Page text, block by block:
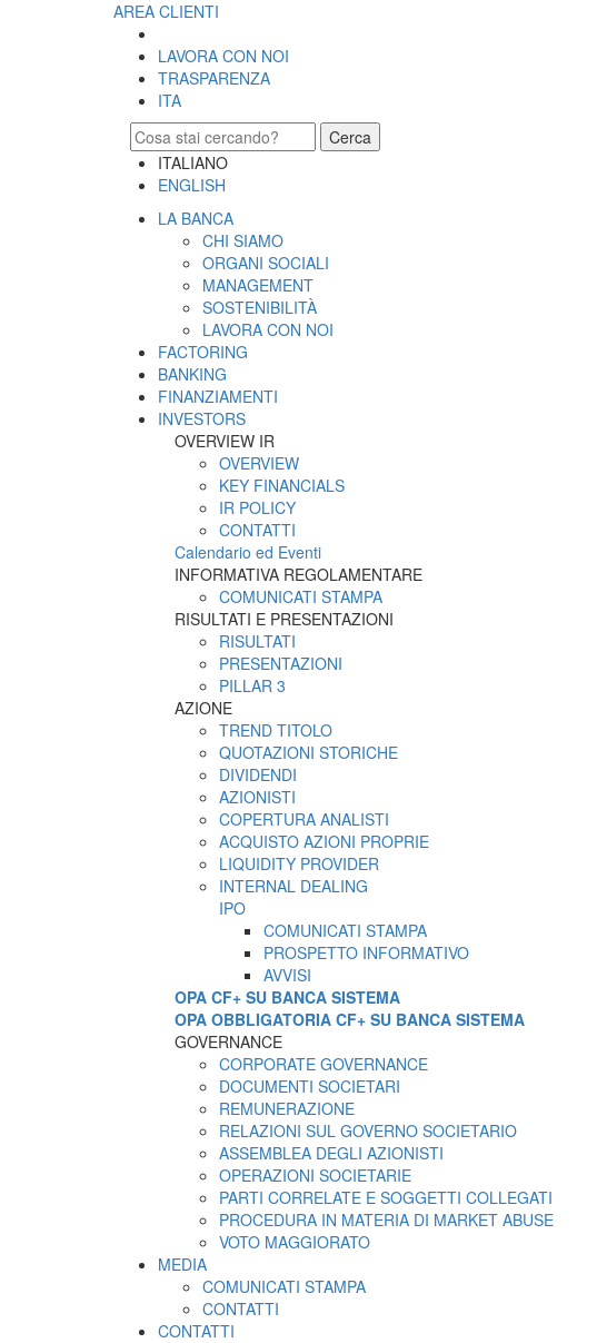
AREA CLIENTI
LAVORA CON NOI
TRASPARENZA
ITA
Cerca
ITALIANO
ENGLISH
LA BANCA
CHI SIAMO
ORGANI SOCIALI
MANAGEMENT
SOSTENIBILITÀ
LAVORA CON NOI
FACTORING
BANKING
FINANZIAMENTI
INVESTORS
OVERVIEW IR
OVERVIEW
KEY FINANCIALS
IR POLICY
CONTATTI
Calendario ed Eventi
INFORMATIVA REGOLAMENTARE
COMUNICATI STAMPA
RISULTATI E PRESENTAZIONI
RISULTATI
PRESENTAZIONI
PILLAR 3
AZIONE
TREND TITOLO
QUOTAZIONI STORICHE
DIVIDENDI
AZIONISTI
COPERTURA ANALISTI
ACQUISTO AZIONI PROPRIE
LIQUIDITY PROVIDER
INTERNAL DEALING
IPO
COMUNICATI STAMPA
PROSPETTO INFORMATIVO
AVVISI
OPA CF+ SU BANCA SISTEMA
OPA OBBLIGATORIA CF+ SU BANCA SISTEMA
GOVERNANCE
CORPORATE GOVERNANCE
DOCUMENTI SOCIETARI
REMUNERAZIONE
RELAZIONI SUL GOVERNO SOCIETARIO
ASSEMBLEA DEGLI AZIONISTI
OPERAZIONI SOCIETARIE
PARTI CORRELATE E SOGGETTI COLLEGATI
PROCEDURA IN MATERIA DI MARKET ABUSE
VOTO MAGGIORATO
MEDIA
COMUNICATI STAMPA
CONTATTI
CONTATTI